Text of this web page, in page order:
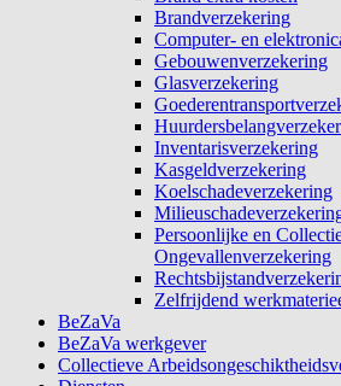
Brandverzekering
Computer- en
Gebouwenverzekering
Glasverzekering
Inventarisverzekering
Kasgeldverzekering
Koelschadeverzekering
Persoonlijke en
Ongevallenverzekering
Zelfrijdend
BeZaVa
BeZaVa werkgever
Collectieve